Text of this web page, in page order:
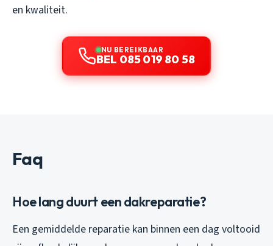
en kwaliteit.
NU BEREIKBAAR
BEL 085 019 80 58
Faq
Hoe lang duurt een dakreparatie?
Een gemiddelde reparatie kan binnen een dag voltooid